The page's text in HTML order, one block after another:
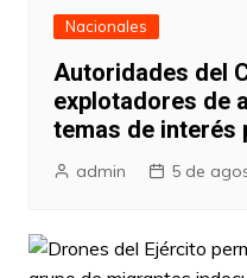
Nacionales
Autoridades del
explotadores de
temas de interés
admin 5 de